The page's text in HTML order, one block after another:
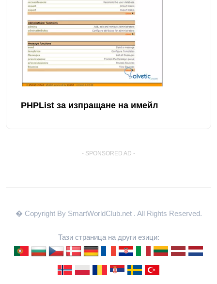
PHPList за изпращане на имейл
- SPONSORED AD -
� Copyright By SmartWorldClub.net . All Rights Reserved.
Тази страница на други езици: